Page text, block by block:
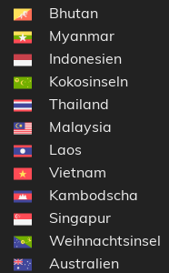
Bhutan
Myanmar
Indonesien
Kokosinseln
Thailand
Malaysia
Laos
Vietnam
Kambodscha
Singapur
Weihnachtsinsel
Australien